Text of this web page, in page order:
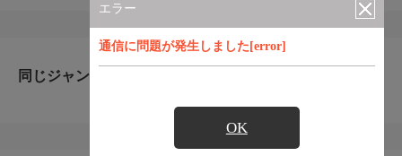
エラー
通信に問題が発生しました[error]
OK
同じジャンルのおすすめ番組